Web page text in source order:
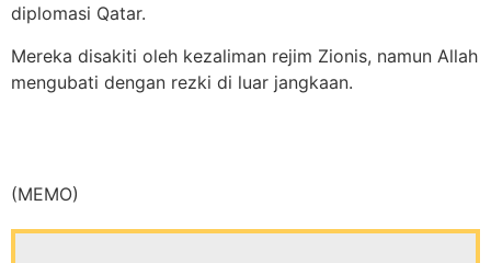
diplomasi Qatar.
Mereka disakiti oleh kezaliman rejim Zionis, namun Allah
mengubati dengan rezki di luar jangkaan.
(MEMO)